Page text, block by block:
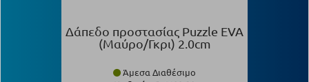
Δάπεδο προστασίας Puzzle EVA
(Μαύρο/Γκρι) 2.0cm
Άμεσα Διαθέσιμο